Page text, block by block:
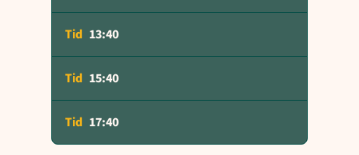
13:40
15:40
17:40